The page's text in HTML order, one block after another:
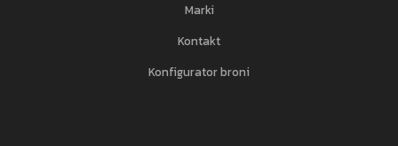
Marki
Kontakt
Konfigurator broni